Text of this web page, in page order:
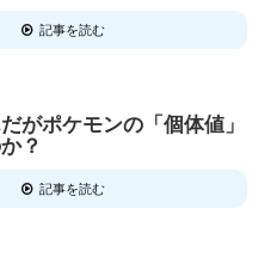
記事を読む
がポケモンの「個体値」
？
記事を読む